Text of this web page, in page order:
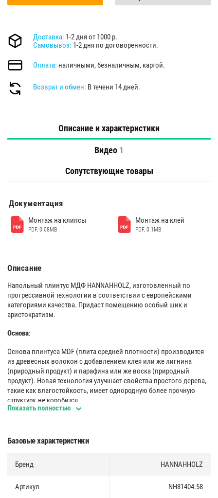
Доставка: 1-2 дня от 1000 р.
Самовывоз: 1-2 дня по договоренности.
Оплата: наличными, безналичным, картой.
Возврат и обмен: В течени 14 дней.
Описание и характеристики
Видео 1
Сопутствующие товары
Документация
Монтаж на клипсы
PDF, 0.08MB
Монтаж на клей
PDF, 0.1MB
Описание
Напольный плинтус МДФ HANNAHHOLZ, изготовленный по
прогрессивной технологии в соответствии с европейскими
категориями качества. Придаст помещению особый шик и
аристократизм.
Основа:
Основа плинтуса MDF (плита средней плотности) производится
из древесных волокон с добавлением клея или же лигнина
(природный продукт) и парафина или же воска (природный
продукт). Новая технология улучшает свойства простого дерева,
такие как влагостойкость, имеет однородную более прочную
структуру, не коробится.
Плинтус имеет декоративное покрытие TOPLINE c 3D эффектом,
что делает тактильные ощущения близкие к натуральной
обеспечивают высокую эксплуатационную устойчивость
Показать полностью
Базовые характеристики
Бренд HANNAHHOLZ
Артикул NH81404.58